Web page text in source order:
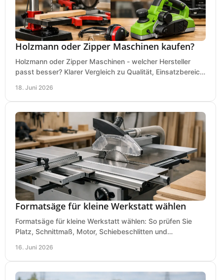
Holzmann oder Zipper Maschinen kaufen?
Holzmann oder Zipper Maschinen - welcher Hersteller
passt besser? Klarer Vergleich zu Qualität, Einsatzbereich,
18. Juni 2026
Formatsäge für kleine Werkstatt wählen
Formatsäge für kleine Werkstatt wählen: So prüfen Sie
Platz, Schnittmaß, Motor, Schiebeschlitten und
16. Juni 2026